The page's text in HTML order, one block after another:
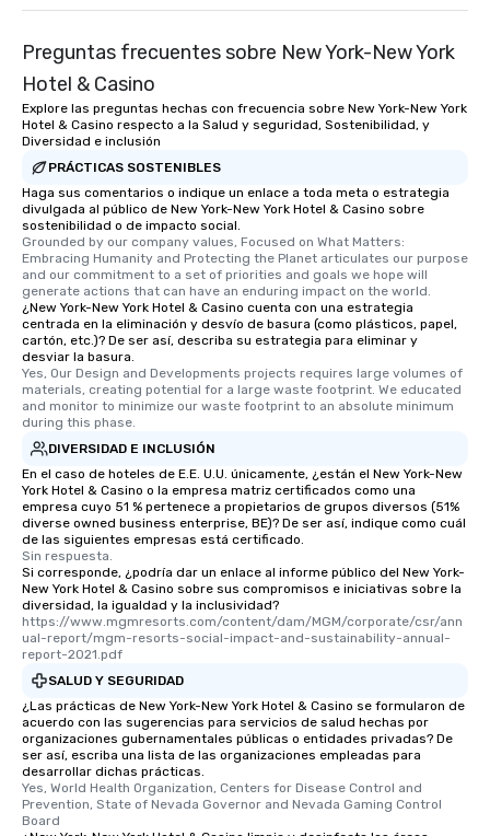
Preguntas frecuentes sobre New York-New York
Hotel & Casino
Explore las preguntas hechas con frecuencia sobre New York-New York
Hotel & Casino respecto a la Salud y seguridad, Sostenibilidad, y
Diversidad e inclusión
PRÁCTICAS SOSTENIBLES
Haga sus comentarios o indique un enlace a toda meta o estrategia
divulgada al público de New York-New York Hotel & Casino sobre
sostenibilidad o de impacto social.
Grounded by our company values, Focused on What Matters:
Embracing Humanity and Protecting the Planet articulates our purpose
and our commitment to a set of priorities and goals we hope will
generate actions that can have an enduring impact on the world.
¿New York-New York Hotel & Casino cuenta con una estrategia
centrada en la eliminación y desvío de basura (como plásticos, papel,
cartón, etc.)? De ser así, describa su estrategia para eliminar y
desviar la basura.
Yes, Our Design and Developments projects requires large volumes of
materials, creating potential for a large waste footprint. We educated
and monitor to minimize our waste footprint to an absolute minimum
during this phase.
DIVERSIDAD E INCLUSIÓN
En el caso de hoteles de E.E. U.U. únicamente, ¿están el New York-New
York Hotel & Casino o la empresa matriz certificados como una
empresa cuyo 51 % pertenece a propietarios de grupos diversos (51%
diverse owned business enterprise, BE)? De ser así, indique como cuál
de las siguientes empresas está certificado.
Sin respuesta.
Si corresponde, ¿podría dar un enlace al informe público del New York-
New York Hotel & Casino sobre sus compromisos e iniciativas sobre la
diversidad, la igualdad y la inclusividad?
https://www.mgmresorts.com/content/dam/MGM/corporate/csr/ann
ual-report/mgm-resorts-social-impact-and-sustainability-annual-
report-2021.pdf
SALUD Y SEGURIDAD
¿Las prácticas de New York-New York Hotel & Casino se formularon de
acuerdo con las sugerencias para servicios de salud hechas por
organizaciones gubernamentales públicas o entidades privadas? De
ser así, escriba una lista de las organizaciones empleadas para
desarrollar dichas prácticas.
Yes, World Health Organization, Centers for Disease Control and
Prevention, State of Nevada Governor and Nevada Gaming Control
Board